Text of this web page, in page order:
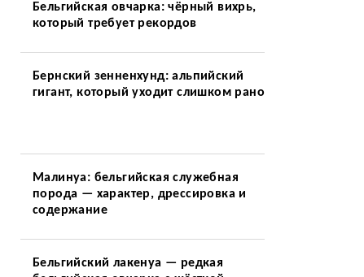
Бельгийская овчарка: чёрный вихрь,
который требует рекордов
Бернский зенненхунд: альпийский
гигант, который уходит слишком рано
Малинуа: бельгийская служебная
порода — характер, дрессировка и
содержание
Бельгийский лакенуа — редкая